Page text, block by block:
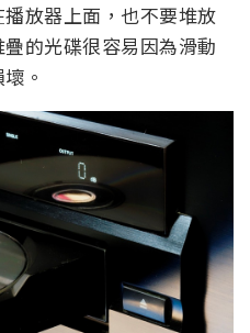
放器上面，也不要堆放
的光碟很容易因為滑動
。